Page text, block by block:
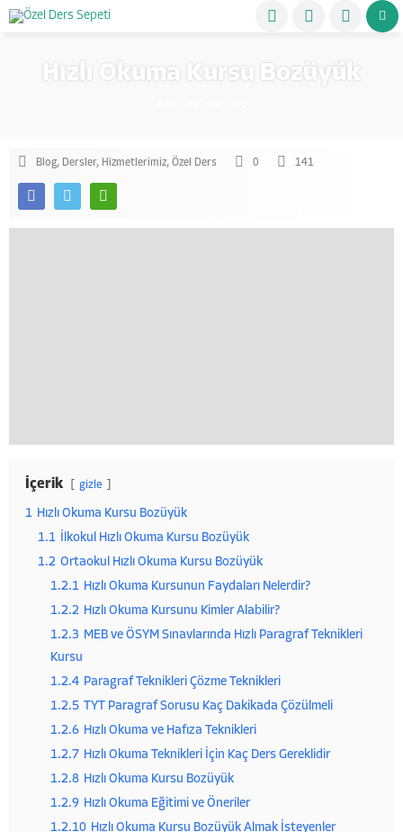
Hızlı Okuma Kursu Bozüyük
Blog, Dersler, Hizmetlerimiz, Özel Ders 0 141
İçerik gizle
1 Hızlı Okuma Kursu Bozüyük
1.1
İlkokul Hızlı Okuma Kursu Bozüyük
1.2 Ortaokul Hızlı Okuma Kursu Bozüyük
1.2.1 Hızlı Okuma Kursunun Faydaları Nelerdir?
1.2.2 Hızlı Okuma Kursunu Kimler Alabilir?
1.2.3 MEB ve ÖSYM Sınavlarında Hızlı Paragraf Teknikleri
Kursu
1.2.4 Paragraf Teknikleri Çözme Teknikleri
1.2.5 TYT Paragraf Sorusu Kaç Dakikada Çözülmeli
1.2.6 Hızlı Okuma ve Hafıza Teknikleri
1.2.7 Hızlı Okuma Teknikleri İçin Kaç Ders Gereklidir
1.2.8 Hızlı Okuma Kursu Bozüyük
1.2.9 Hızlı Okuma Eğitimi ve Öneriler
1.2.10 Hızlı Okuma Kursu Bozüyük Almak İsteyenler